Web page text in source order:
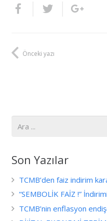
Önceki yazı
Son Yazılar
TCMB’den faiz indirim
“SEMBOLİK FAİZ !”
TCMB’nin enflasyon